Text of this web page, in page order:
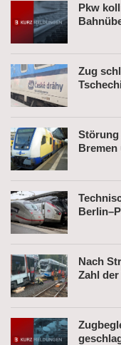
Pkw
Zug
Bremen
Nach
Zahl